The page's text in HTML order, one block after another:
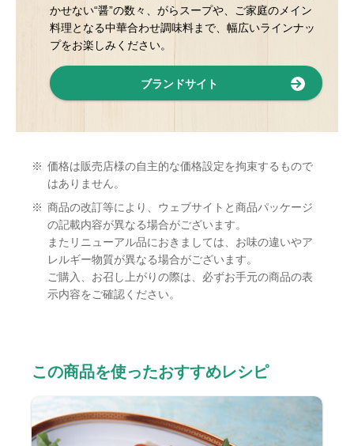
かせない“醤”の数々、がらスープや、ご家庭のメイン
料理となる中華合わせ調味料まで、幅広いラインナッ
プをお楽しみください。
ブランドサイト
※ 価格は販売店様の自主的な価格設定を拘束するもので
はありません。
※ 商品の改訂等により、ウェブサイトと商品パッケージ
の記載内容が異なる場合がございます。
またリニューアル品におきましては、お味の違いやア
レルギー物質が異なる場合がございます。
ご購入、お召し上がりの際は、必ずお手元の商品の表
示内容をご確認ください。
この商品を使ったおすすめレシピ